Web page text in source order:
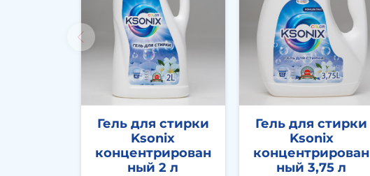
Гель для стирки
Ksonix
концентрирован
ный 2 л
Гель для стирки
Ksonix
концентрирован
ный 3,75 л